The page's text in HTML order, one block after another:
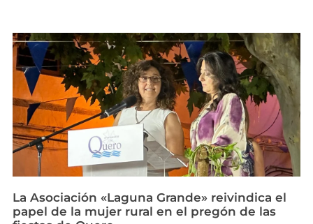
La Asociación «Laguna Grande» reivindica el
papel de la mujer rural en el pregón de las